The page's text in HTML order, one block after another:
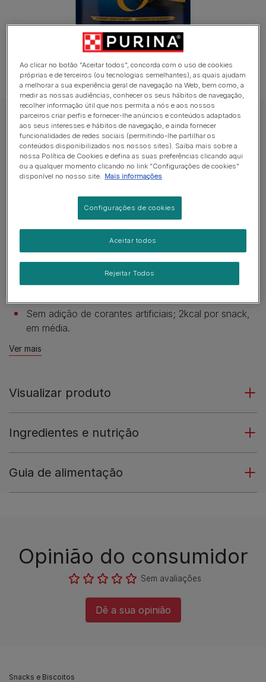
Felix® Party Mix Original
Felix® Party Mix Original
Sem avaliações​
Formatos disponíveis: 60g
Aromatizado com Frango, Fígado e Peru.
Felix® Party Mix contém proteínas, vitaminas e
ácidos gordos essenciais Ómega 6 para ajudar o seu
Sem adição de corantes artificiais; 2kcal por snack,
em média.
Ver mais
Visualizar produto
Ingredientes e nutrição
Guia de alimentação
Opinião do consumidor​
Sem avaliações​
Dê a sua opinião​
Snacks e Biscoitos
Ao clicar no botão "Aceitar todos", concorda com o uso de cookies
próprias e de terceiros (ou tecnologias semelhantes), as quais ajudam
a melhorar a sua experiência geral de navegação na Web, bem como, a
medir as nossas audiências, conhecer os seus hábitos de navegação,
recolher informação útil que nos permita a nós e aos nossos
parceiros criar perfis e fornecer-lhe anúncios e conteúdos adaptados
aos seus interesses e hábitos de navegação, e ainda fornecer
funcionalidades de redes sociais (permitindo-lhe partilhar os
conteúdos disponibilizados nos nossos sites). Saiba mais sobre a
nossa Política de Cookies e defina as suas preferências clicando aqui
ou a qualquer momento clicando no link "Configurações de cookies"
disponível no nosso site. Mais informações
Configurações de cookies
Rejeitar Todos
Aceitar todos